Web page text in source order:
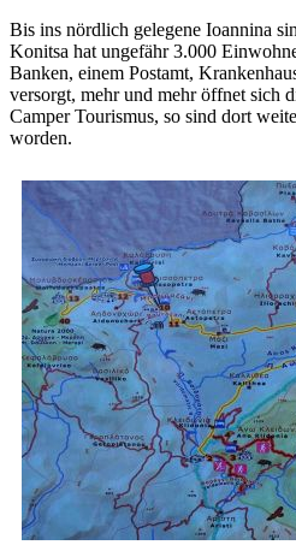
Bis ins nördlich gelegene Ioannina
Konitsa hat ungefähr 3.000
Banken, einem Postamt,
versorgt, mehr und mehr öffnet sich
Camper Tourismus, so sind dort
worden.